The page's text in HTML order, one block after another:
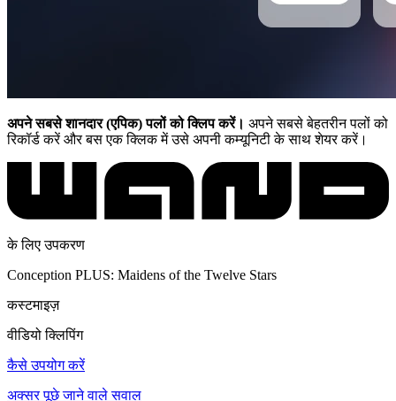
अपने सबसे शानदार (एपिक) पलों को क्लिप करें। अपने सबसे बेहतरीन पलों को
रिकॉर्ड करें और बस एक क्लिक में उसे अपनी कम्यूनिटी के साथ शेयर करें।
के लिए उपकरण
Conception PLUS: Maidens of the Twelve Stars
कस्टमाइज़
वीडियो क्लिपिंग
कैसे उपयोग करें
अक्सर पूछे जाने वाले सवाल